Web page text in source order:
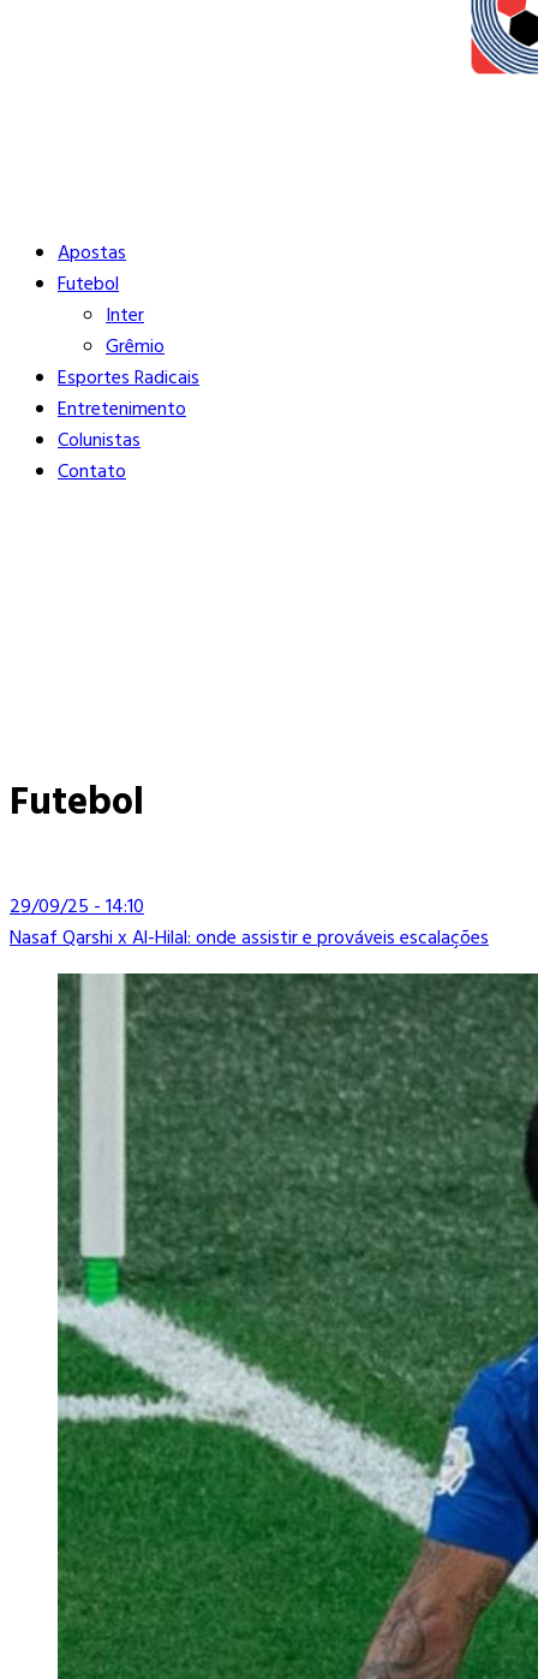
Apostas
Futebol
Inter
Grêmio
Esportes Radicais
Entretenimento
Colunistas
Contato
Futebol
29/09/25 - 14:10
Nasaf Qarshi x Al-Hilal: onde assistir e prováveis escalações